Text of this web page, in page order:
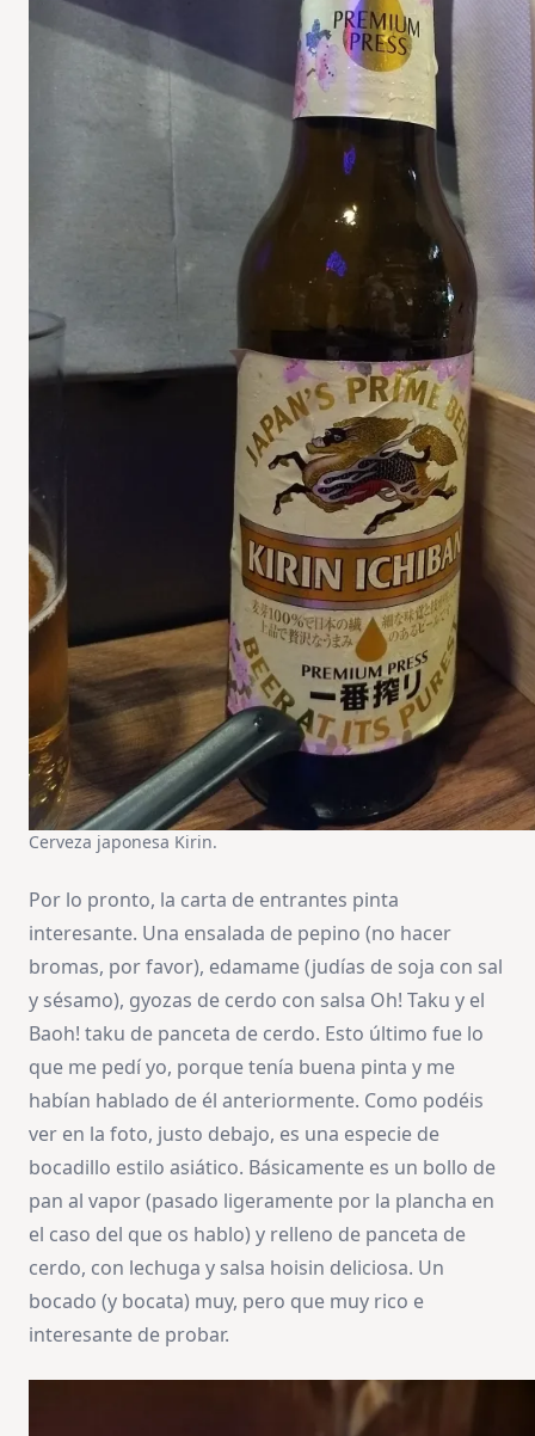
Cerveza japonesa Kirin.
Por lo pronto, la carta de entrantes pinta
interesante. Una ensalada de pepino (no hacer
bromas, por favor), edamame (judías de soja con sal
y sésamo), gyozas de cerdo con salsa Oh! Taku y el
Baoh! taku de panceta de cerdo. Esto último fue lo
que me pedí yo, porque tenía buena pinta y me
habían hablado de él anteriormente. Como podéis
ver en la foto, justo debajo, es una especie de
bocadillo estilo asiático. Básicamente es un bollo de
pan al vapor (pasado ligeramente por la plancha en
el caso del que os hablo) y relleno de panceta de
cerdo, con lechuga y salsa hoisin deliciosa. Un
bocado (y bocata) muy, pero que muy rico e
interesante de probar.